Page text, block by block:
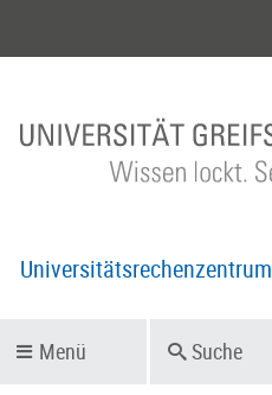
Universitätsrechenzentrum
Menü Suche